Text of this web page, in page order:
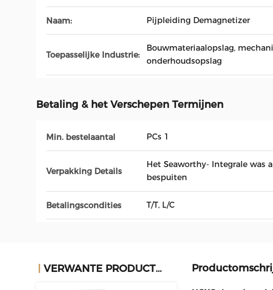
Naam: Pijpleiding Demagnetizer
Toepasselijke Industrie:
Bouwmateriaalopslag,
onderhoudsopslag
Betaling & het Verschepen Termijnen
Min. bestelaantal PCs 1
Verpakking Details
Het Seaworthy- Integrale was
bespuiten
Betalingscondities T/T, L/C
VERWANTE PRODUCTEN